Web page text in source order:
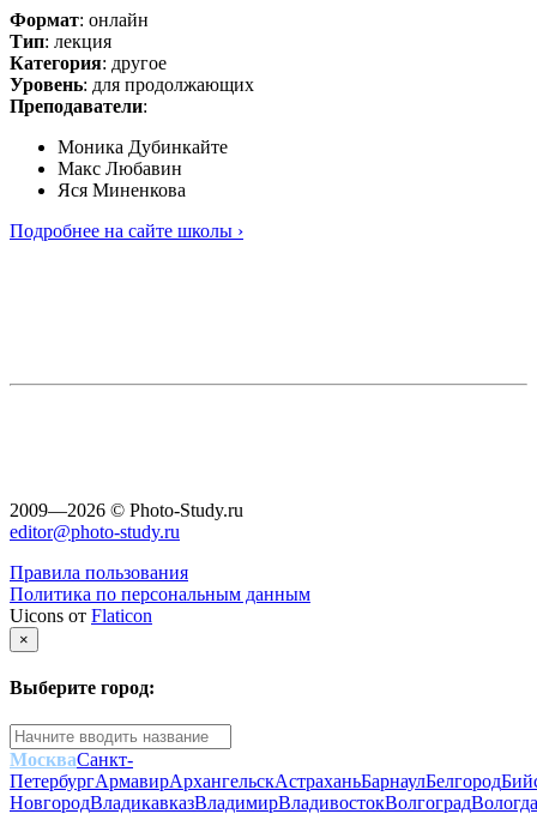
Формат: онлайн
Тип: лекция
Категория: другое
Уровень: для продолжающих
Преподаватели:
Моника Дубинкайте
Макс Любавин
Яся Миненкова
Подробнее на сайте школы ›
2009—2026 © Photo-Study.ru
editor@photo-study.ru
Правила пользования
Политика по персональным данным
Uicons от Flaticon
×
Выберите город:
МоскваСанкт-
ПетербургАрмавирАрхангельскАстраханьБарнаулБелгород
НовгородВладикавказВладимирВладивостокВолгоградВологда